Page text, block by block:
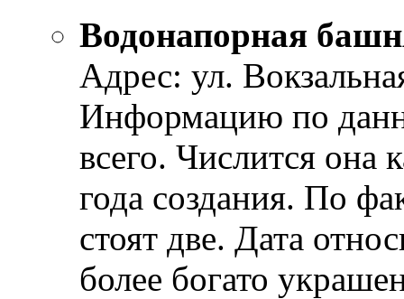
Водонапорная
Адрес: ул.
Информацию по
всего. Числится она
года создания. По
стоят две. Дата
более богато